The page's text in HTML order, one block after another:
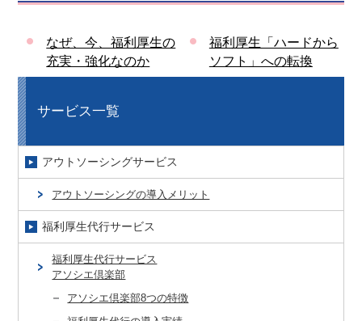
なぜ、今、福利厚生の
充実・強化なのか
福利厚生「ハードから
ソフト」への転換
サービス一覧
アウトソーシングサービス
アウトソーシングの導入メリット
福利厚生代行サービス
福利厚生代行サービス
アソシエ倶楽部
アソシエ倶楽部8つの特徴